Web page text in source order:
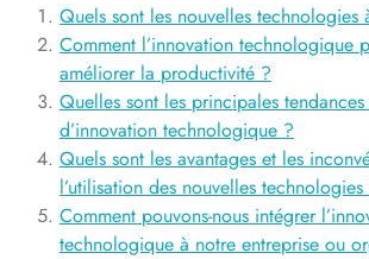
Quels sont les nouvelles technologies
Comment l’innovation technologique
améliorer la productivité ?
Quelles sont les principales
d’innovation technologique ?
Quels sont les avantages et les
l’utilisation des nouvelles technologies
Comment pouvons-nous intégrer
technologique à notre entreprise ou